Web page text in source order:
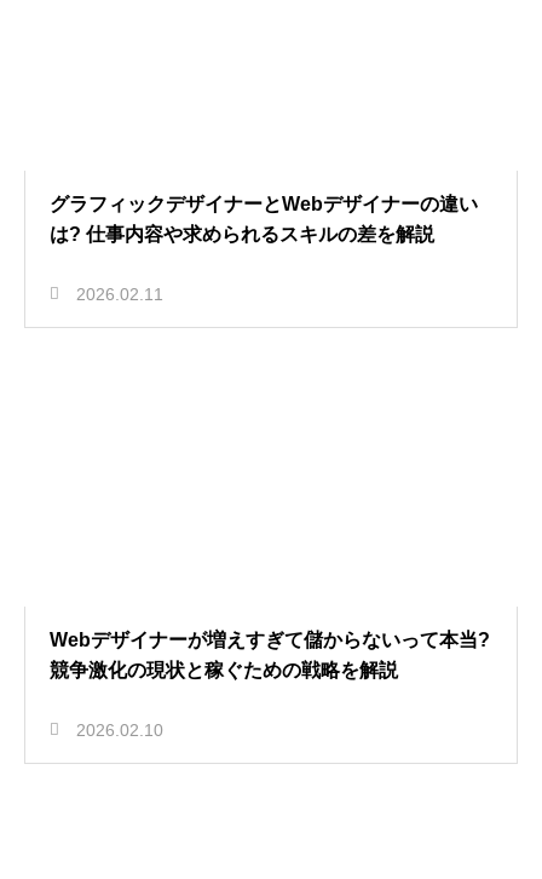
グラフィックデザイナーとWebデザイナーの違い
は? 仕事内容や求められるスキルの差を解説
2026.02.11
Webデザイナーが増えすぎて儲からないって本当?
競争激化の現状と稼ぐための戦略を解説
2026.02.10